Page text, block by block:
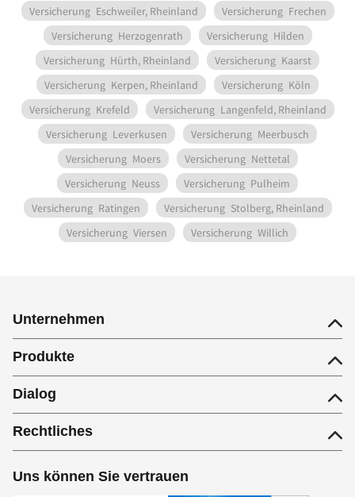
Versicherung Eschweiler, Rheinland Versicherung Frechen
Versicherung Herzogenrath Versicherung Hilden
Versicherung Hürth, Rheinland Versicherung Kaarst
Versicherung Kerpen, Rheinland Versicherung Köln
Versicherung Krefeld Versicherung Langenfeld, Rheinland
Versicherung Leverkusen Versicherung Meerbusch
Versicherung Moers Versicherung Nettetal
Versicherung Neuss Versicherung Pulheim
Versicherung Ratingen Versicherung Stolberg, Rheinland
Versicherung Viersen Versicherung Willich
Unternehmen
Produkte
Dialog
Rechtliches
Uns können Sie vertrauen